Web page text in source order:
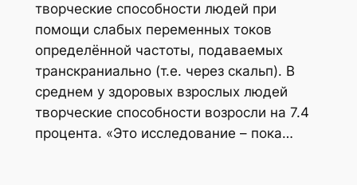
творческие способности людей при
помощи слабых переменных токов
определённой частоты, подаваемых
транскраниально (т.е. через скальп). В
среднем у здоровых взрослых людей
творческие способности возросли на 7.4
процента. «Это исследование – пока…